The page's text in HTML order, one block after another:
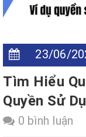
23/06/
Tìm Hiểu
Quyền Sử
0 bình luận